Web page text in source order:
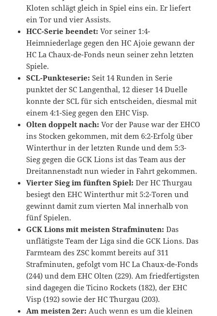
Kloten schlägt gleich in Spiel eins ein. Er liefert
ein Tor und vier Assists.
HCC-Serie beendet:Vor seiner 1:4-
Heimniederlage gegen den HC Ajoie gewann der
HC La Chaux-de-Fonds neun seiner zehn letzten
Spiele.
SCL-Punkteserie:Seit 14 Runden in Serie
punktet der SC Langenthal, 12 dieser 14 Duelle
konnte der SCL für sich entscheiden, diesmal mit
einem 4:1-Sieg gegen den EHC Visp.
Olten doppelt nach: Vor der Pause war der EHCO
ins Stocken gekommen, mit dem 6:2-Erfolg über
Winterthur in der letzten Runde und dem 5:3-
Sieg gegen die GCK Lions ist das Team aus der
Dreitannenstadt nun wieder in Fahrt gekommen.
Vierter Sieg im fünften Spiel:Der HC Thurgau
besiegt den EHC Winterthur mit 5:2-Toren und
gewinnt damit zum vierten Mal innerhalb von
fünf Spielen.
GCK Lions mit meisten Strafminuten:Das
unflätigste Team der Liga sind die GCK Lions. Das
Farmteam des ZSC kommt bereits auf 311
Strafminuten, gefolgt vom HC La Chaux-de-Fonds
(244) und dem EHC Olten (229). Am friedfertigsten
sind dagegen die Ticino Rockets (182), der EHC
Visp (192) sowie der HC Thurgau (203).
Am meisten 2er: Auch wenn es um die kleinen